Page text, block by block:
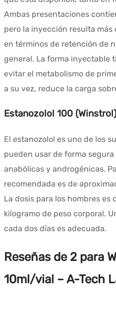
Ambas presentaciones
pero la inyección resulta
en términos de retención de
general. La forma inyectable
evitar el metabolismo de
a su vez, reduce la carga
Estanozolol 100
El estanozolol es uno de los
pueden usar de forma
anabólicas y androgénicas.
recomendada es de
La dosis para los hombres es
kilogramo de peso corporal.
cada dos días es adecuada.
Reseñas de 2 para
10ml/vial – A-Tech